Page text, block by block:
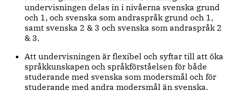
undervisningen delas in i nivåerna svenska grund
och 1, och svenska som andraspråk grund och 1,
samt svenska 2 & 3 och svenska som andraspråk 2
& 3.
Att undervisningen är flexibel och syftar till att öka
språkkunskapen och språkförståelsen för både
studerande med svenska som modersmål och för
studerande med andra modersmål än svenska.